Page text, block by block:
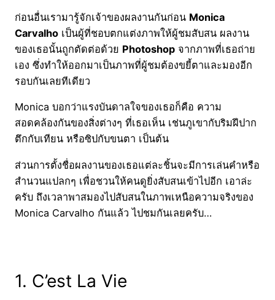
ก่อนอื่นเรามารู้จักเจ้าของผลงานกันก่อน Monica
Carvalho เป็นผู้ที่ชอบตกแต่งภาพให้ผู้ชมสับสน ผลงาน
ของเธอนั้นถูกตัดต่อด้วย Photoshop จากภาพที่เธอถ่าย
เอง ซึ่งทำให้ออกมาเป็นภาพที่ผู้ชมต้องขยี้ตาและมองอีก
รอบกันเลยทีเดียว
Monica บอกว่าแรงบันดาลใจของเธอก็คือ ความ
สอดคล้องกันของสิ่งต่างๆ ที่เธอเห็น เช่นภูเขากับริมฝีปาก
ตึกกับเทียน หรือซิปกับขนตา เป็นต้น
ส่วนการตั้งชื่อผลงานของเธอแต่ละชิ้นจะมีการเล่นคำหรือ
สำนวนแปลกๆ เพื่อชวนให้คนดูยิ่งสับสนเข้าไปอีก เอาล่ะ
ครับ ถึงเวลาพาสมองไปสับสนในภาพเหนือความจริงของ
Monica Carvalho กันแล้ว ไปชมกันเลยครับ…
1. C’est La Vie